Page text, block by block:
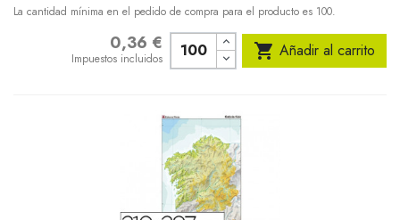
La cantidad mínima en el pedido de compra para el producto es 100.
0,36 €
Impuestos incluidos  Añadir al carrito